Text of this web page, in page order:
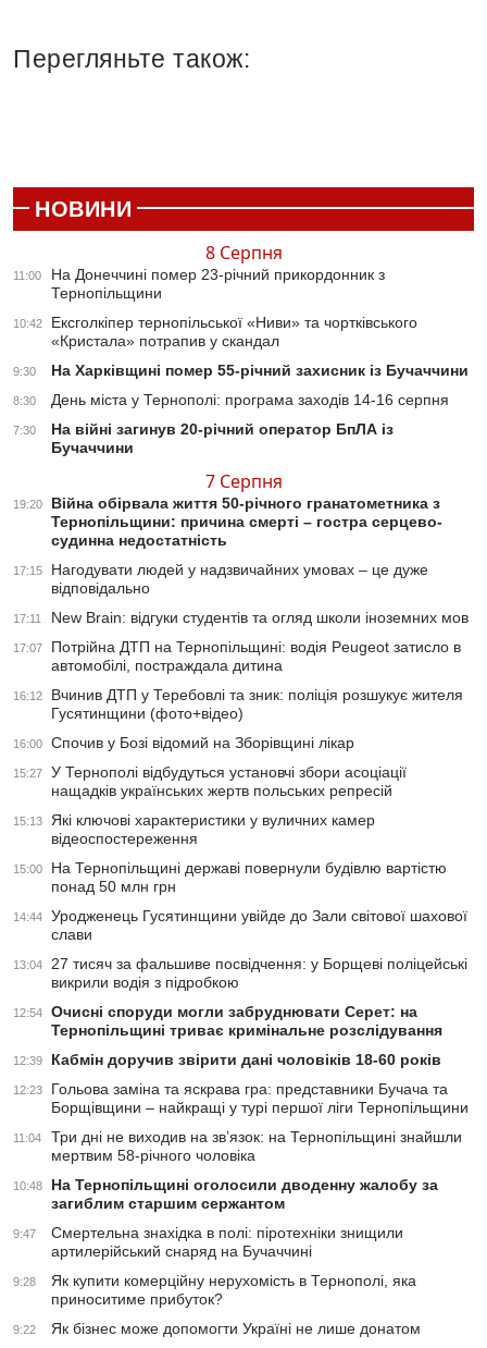
Перегляньте також:
НОВИНИ
8 Серпня
11:00
На Донеччині помер 23-річний прикордонник з
Тернопільщини
10:42
Ексголкіпер тернопільської «Ниви» та чортківського
«Кристала» потрапив у скандал
9:30 На Харківщині помер 55-річний захисник із Бучаччини
8:30 День міста у Тернополі: програма заходів 14-16 серпня
7:30
На війні загинув 20-річний оператор БпЛА із
Бучаччини
7 Серпня
19:20
Війна обірвала життя 50-річного гранатометника з
Тернопільщини: причина смерті – гостра серцево-
судинна недостатність
17:15
Нагодувати людей у надзвичайних умовах – це дуже
відповідально
17:11 New Brain: відгуки студентів та огляд школи іноземних мов
17:07
Потрійна ДТП на Тернопільщині: водія Peugeot затисло в
автомобілі, постраждала дитина
16:12
Вчинив ДТП у Теребовлі та зник: поліція розшукує жителя
Гусятинщини (фото+відео)
16:00 Спочив у Бозі відомий на Зборівщині лікар
15:27
У Тернополі відбудуться установчі збори асоціації
нащадків українських жертв польських репресій
15:13
Які ключові характеристики у вуличних камер
відеоспостереження
15:00
На Тернопільщині державі повернули будівлю вартістю
понад 50 млн грн
14:44
Уродженець Гусятинщини увійде до Зали світової шахової
слави
13:04
27 тисяч за фальшиве посвідчення: у Борщеві поліцейські
викрили водія з підробкою
12:54
Очисні споруди могли забруднювати Серет: на
Тернопільщині триває кримінальне розслідування
12:39 Кабмін доручив звірити дані чоловіків 18-60 років
12:23
Гольова заміна та яскрава гра: представники Бучача та
Борщівщини – найкращі у турі першої ліги Тернопільщини
11:04
Три дні не виходив на зв’язок: на Тернопільщині знайшли
мертвим 58-річного чоловіка
10:48
На Тернопільщині оголосили дводенну жалобу за
загиблим старшим сержантом
9:47
Смертельна знахідка в полі: піротехніки знищили
артилерійський снаряд на Бучаччині
9:28
Як купити комерційну нерухомість в Тернополі, яка
приноситиме прибуток?
9:22 Як бізнес може допомогти Україні не лише донатом